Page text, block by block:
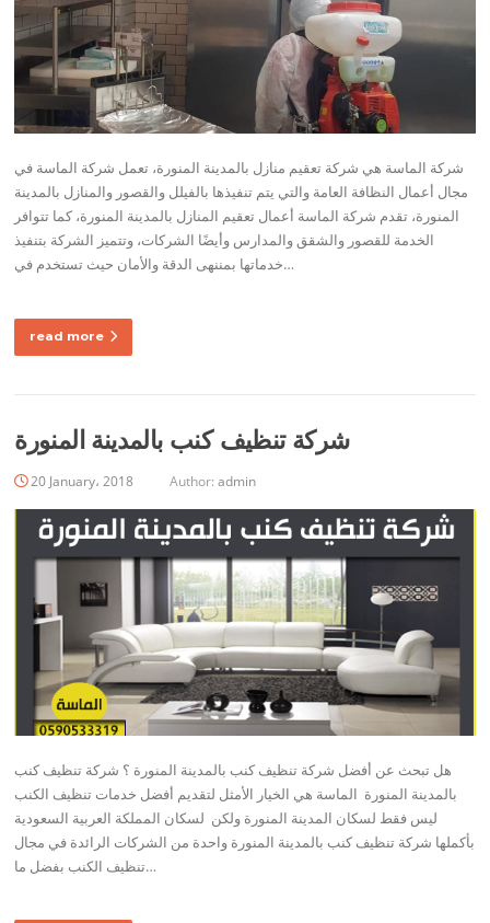
شركة الماسة هي شركة تعقيم منازل بالمدينة المنورة، تعمل شركة الماسة في
مجال أعمال النظافة العامة والتي يتم تنفيذها بالفيلل والقصور والمنازل بالمدينة
المنورة، تقدم شركة الماسة أعمال تعقيم المنازل بالمدينة المنورة، كما تتوافر
الخدمة للقصور والشقق والمدارس وأيضًا الشركات، وتتميز الشركة بتنفيذ
خدماتها بمننهى الدقة والأمان حيث تستخدم في…
read more
شركة تنظيف كنب بالمدينة المنورة
20 January، 2018 Author:admin
هل تبحث عن أفضل شركة تنظيف كنب بالمدينة المنورة ؟ شركة تنظيف كنب
بالمدينة المنورة الماسة هي الخيار الأمثل لتقديم أفضل خدمات تنظيف الكنب
ليس فقط لسكان المدينة المنورة ولكن لسكان المملكة العربية السعودية
بأكملها شركة تنظيف كنب بالمدينة المنورة واحدة من الشركات الرائدة في مجال
تنظيف الكنب بفضل ما…